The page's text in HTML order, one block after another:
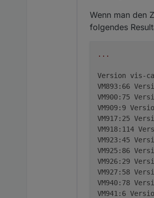
Wenn man den
folgendes
...
Version vis-
VM893:66
VM900:75
VM909:9
VM917:25
VM918:114
VM923:45
VM925:86
VM926:29
VM927:58
VM940:78
VM941:6